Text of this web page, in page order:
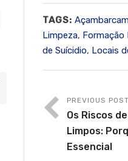
TAGS:
Limpeza, Formação
de Suícidio, Locais
PREVIOUS POST
Os Riscos
Limpos:
Essencial